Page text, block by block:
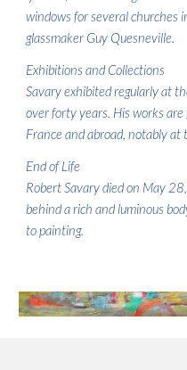
windows for several churches
glassmaker Guy Quesneville.
Exhibitions and Collections
Savary exhibited regularly at
over forty years. His works
France and abroad, notably at
End of Life
Robert Savary died on May
behind a rich and luminous
to painting.